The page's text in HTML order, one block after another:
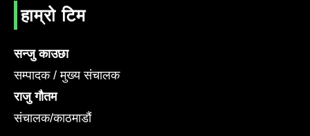
हाम्रो टिम
सन्जु काउछा
सम्पादक / मुख्य संचालक
राजु गौतम
संचालक/काठमाडौं